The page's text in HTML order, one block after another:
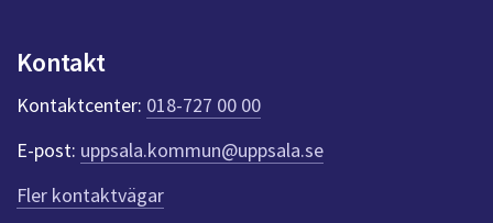
k
t
e
r
f
ö
r
Kontakt
Kontaktcenter: 018-727 00 00
E-post: uppsala.kommun@uppsala.se
Fler kontaktvägar